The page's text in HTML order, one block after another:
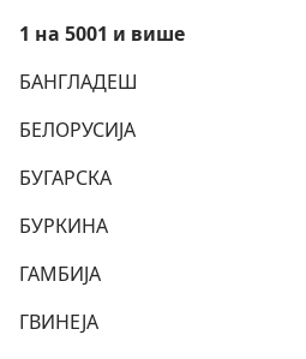
1 на 5001 и више
БАНГЛАДЕШ
БЕЛОРУСИЈА
БУГАРСКА
БУРКИНА
ГАМБИЈА
ГВИНЕЈА